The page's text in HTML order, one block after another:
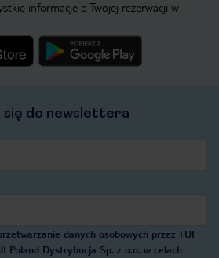
informacje o Twojej rezerwacji w
się do newslettera
danych osobowych przez TUI
Poland Dystrybucja Sp. z o.o. w celach